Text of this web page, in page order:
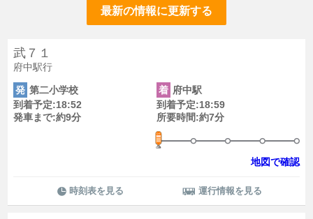
最新の情報に更新する
武７１
府中駅行
発 第二小学校
到着予定:18:52
発車まで:約9分
着 府中駅
到着予定:18:59
所要時間:約7分
地図で確認
時刻表を見る 運行情報を見る